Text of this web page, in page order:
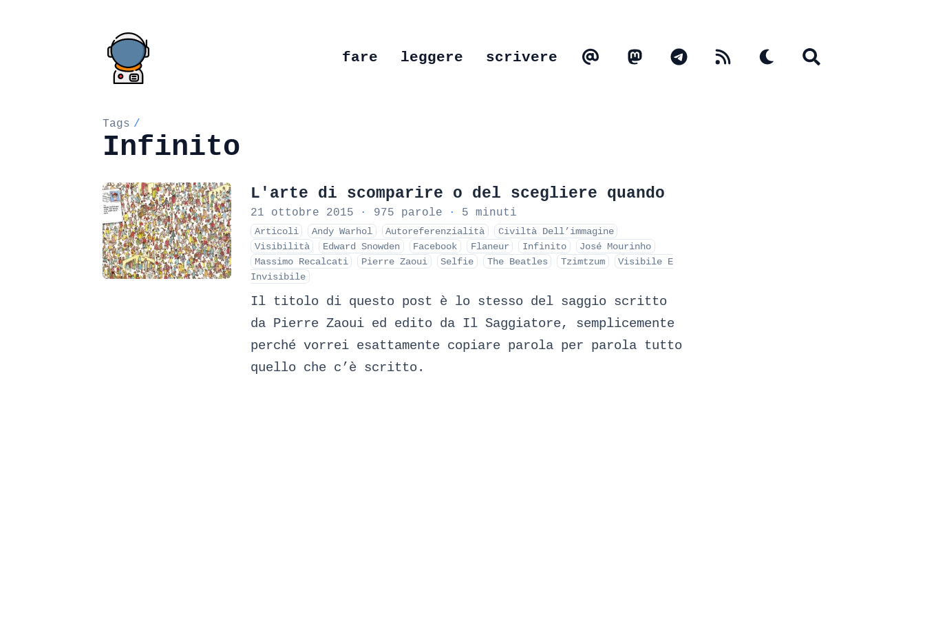
fare leggere scrivere
Tags /
Infinito
L'arte di scomparire o del scegliere quando
21 ottobre 2015 · 975 parole · 5 minuti
Articoli Andy Warhol Autoreferenzialità
Civiltà Dell’immagine
Visibilità
Edward Snowden Facebook Flaneur Infinito
José Mourinho
Massimo Recalcati
Pierre Zaoui Selfie The Beatles Tzimtzum
Visibile E
Invisibile
Il titolo di questo post è lo stesso del saggio scritto
da Pierre Zaoui ed edito da Il Saggiatore, semplicemente
perché vorrei esattamente copiare parola per parola tutto
quello che c’è scritto.